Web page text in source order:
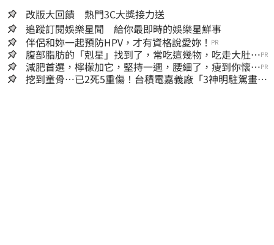
改版大回饋 熱門3C大獎接力送
追蹤訂閱娛樂星聞 給你最即時的娛樂星鮮事
伴侶和妳一起預防HPV，才有資格說愛妳！ PR
腹部脂肪的「剋星」找到了，常吃這幾物，吃走大肚
囊，瘦出小蠻腰
PR
減肥首選，檸檬加它，堅持一週，腰細了，瘦到你懷疑
人生
PR
挖到童骨…已2死5重傷！台積電嘉義廠「3神明駐駕畫面